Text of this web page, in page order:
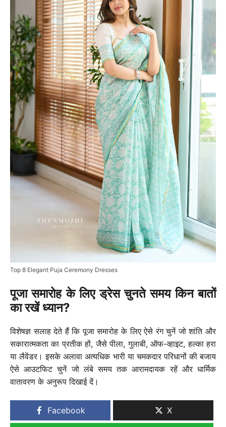
Top 8 Elegant Puja Ceremony Dresses
पूजा समारोह के लिए ड्रेस चुनते समय किन बातों
का रखें ध्यान?
विशेषज्ञ सलाह देते हैं कि पूजा समारोह के लिए ऐसे रंग चुनें जो शांति और
सकारात्मकता का प्रतीक हों, जैसे पीला, गुलाबी, ऑफ-व्हाइट, हल्का हरा
या लैवेंडर। इसके अलावा अत्यधिक भारी या चमकदार परिधानों की बजाय
ऐसे आउटफिट चुनें जो लंबे समय तक आरामदायक रहें और धार्मिक
वातावरण के अनुरूप दिखाई दें।
Facebook X